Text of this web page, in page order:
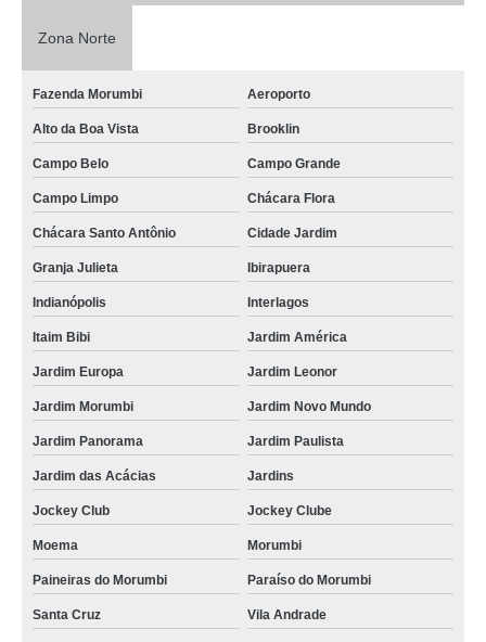
Zona Norte
Fazenda Morumbi Aeroporto
Alto da Boa Vista Brooklin
Campo Belo Campo Grande
Campo Limpo Chácara Flora
Chácara Santo Antônio Cidade Jardim
Granja Julieta Ibirapuera
Indianópolis Interlagos
Itaim Bibi Jardim América
Jardim Europa Jardim Leonor
Jardim Morumbi Jardim Novo Mundo
Jardim Panorama Jardim Paulista
Jardim das Acácias Jardins
Jockey Club Jockey Clube
Moema Morumbi
Paineiras do Morumbi Paraíso do Morumbi
Santa Cruz Vila Andrade